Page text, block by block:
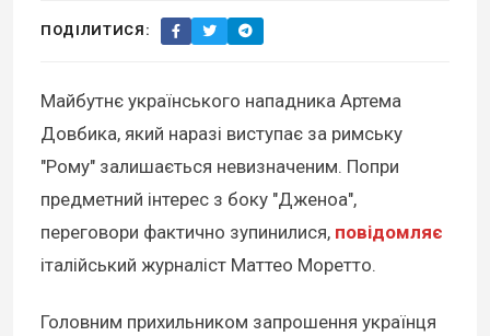
ПОДІЛИТИСЯ:
Майбутнє українського нападника Артема
Довбика, який наразі виступає за римську
"Рому" залишається невизначеним. Попри
предметний інтерес з боку "Дженоа",
переговори фактично зупинилися, повідомляє
італійський журналіст Маттео Моретто.
Головним прихильником запрошення українця